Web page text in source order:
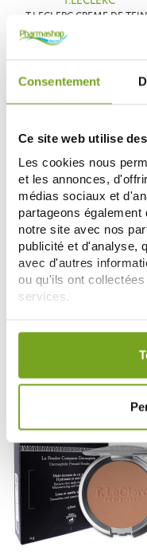
Consentement
Ce site web utilise
Les cookies nous
et les annonces,
médias sociaux et
partageons
notre site avec nos
publicité et d'analyse,
avec d'autres
ou qu'ils ont
services.
Votre choix de
T.LECLERC CREME DE
SATINEE IVOIRE SATINE
40,82 €
T.LECLERC
T.LECLERC L'ENLUMINEUR
31,50 €